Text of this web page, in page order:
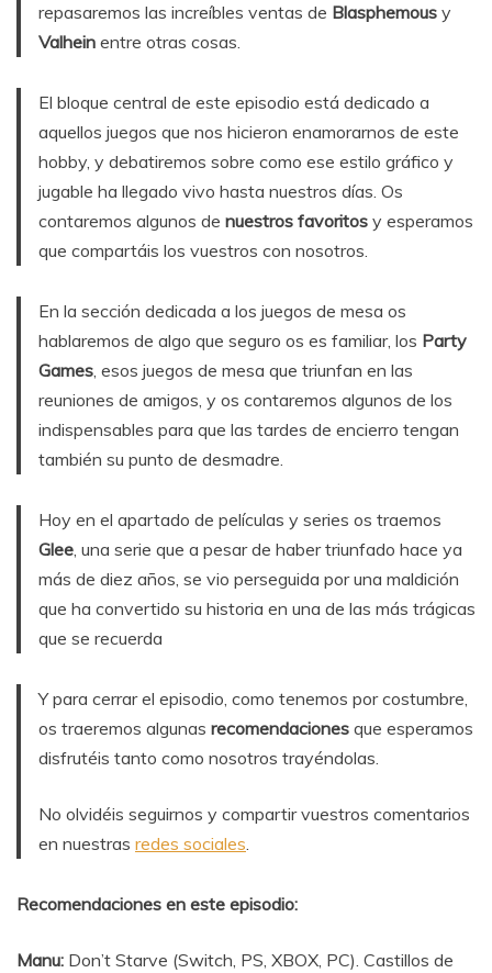
repasaremos las increíbles ventas de Blasphemous y
Valhein entre otras cosas.
El bloque central de este episodio está dedicado a
aquellos juegos que nos hicieron enamorarnos de este
hobby, y debatiremos sobre como ese estilo gráfico y
jugable ha llegado vivo hasta nuestros días. Os
contaremos algunos de nuestros favoritos y esperamos
que compartáis los vuestros con nosotros.
En la sección dedicada a los juegos de mesa os
hablaremos de algo que seguro os es familiar, los Party
Games, esos juegos de mesa que triunfan en las
reuniones de amigos, y os contaremos algunos de los
indispensables para que las tardes de encierro tengan
también su punto de desmadre.
Hoy en el apartado de películas y series os traemos
Glee, una serie que a pesar de haber triunfado hace ya
más de diez años, se vio perseguida por una maldición
que ha convertido su historia en una de las más trágicas
que se recuerda
Y para cerrar el episodio, como tenemos por costumbre,
os traeremos algunas recomendaciones que esperamos
disfrutéis tanto como nosotros trayéndolas.
No olvidéis seguirnos y compartir vuestros comentarios
en nuestras redes sociales.
Recomendaciones en este episodio:
Manu: Don’t Starve (Switch, PS, XBOX, PC). Castillos de